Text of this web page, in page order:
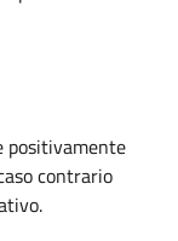
positivamente
contrario